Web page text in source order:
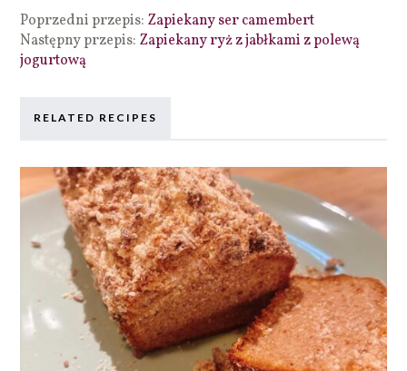
Poprzedni przepis: Zapiekany ser camembert
Następny przepis: Zapiekany ryż z jabłkami z polewą
jogurtową
RELATED RECIPES